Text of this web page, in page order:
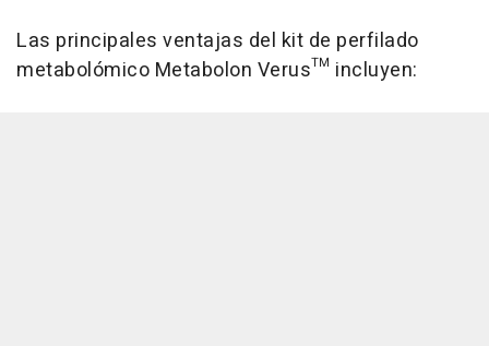
Las principales ventajas del kit de perfilado
metabolómico Metabolon Verus™ incluyen: